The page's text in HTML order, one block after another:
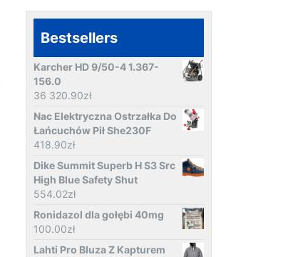
Bestsellers
Karcher HD 9/50-4 1.367-
156.0
36 320.90zł
Nac Elektryczna Ostrzałka Do
Łańcuchów Pił She230F
418.90zł
Dike Summit Superb H S3 Src
High Blue Safety Shut
554.02zł
Ronidazol dla gołębi 40mg
100.00zł
Lahti Pro Bluza Z Kapturem